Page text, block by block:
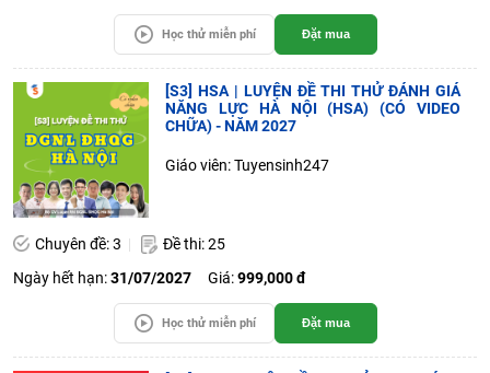
Học thử miễn phí Đặt mua
[S3] HSA | LUYỆN ĐỀ THI THỬ ĐÁNH GIÁ
NĂNG LỰC HÀ NỘI (HSA) (CÓ VIDEO
CHỮA) - NĂM 2027
Giáo viên: Tuyensinh247
Chuyên đề: 3
Đề thi: 25
Ngày hết hạn:31/07/2027 Giá:999,000 đ
Học thử miễn phí Đặt mua